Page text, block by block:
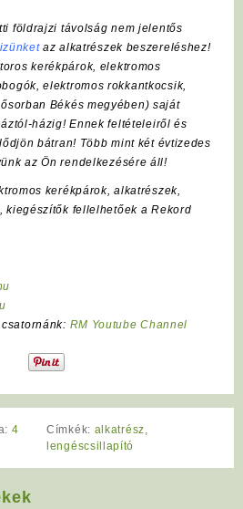
földrajzi távolság nem jelentős
az alkatrészek beszereléshez!
kerékpárok, elektromos
elektromos rokkantkocsik,
Békés megyében) saját
házig! Ennek feltételeiről és
bátran! Több mint két évtizedes
az Ön rendelkezésére áll!
kerékpárok, alkatrészek,
kiegészítők fellelhetőek a Rekord
RM Youtube Channel
4
Címkék: alkatrész,
lengéscsillapító